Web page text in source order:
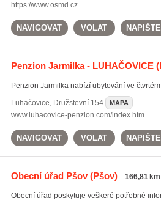
https://www.osmd.cz
NAVIGOVAT VOLAT
Penzion Jarmilka - LUHAČOVICE
Penzion Jarmilka nabízí ubytování ve
Luhačovice, Družstevní 154 MAPA
www.luhacovice-penzion.com/index.htm
NAVIGOVAT VOLAT
Obecní úřad Pšov(Pšov) 166,81 km
Obecní úřad poskytuje veškeré potřebné